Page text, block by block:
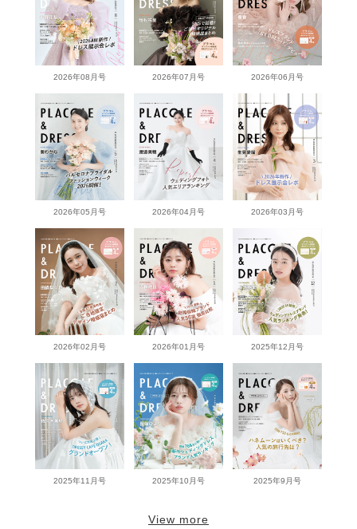
2026年08月号 2026年07月号 2026年06月号
2026年05月号 2026年04月号 2026年03月号
2026年02月号 2026年01月号 2025年12月号
2025年11月号 2025年10月号 2025年9月号
View more